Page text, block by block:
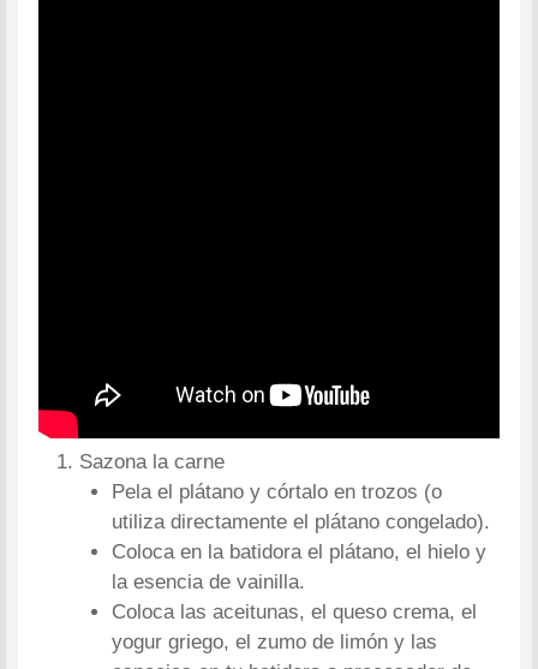
Sazona la carne
Pela el plátano y córtalo en trozos (o
utiliza directamente el plátano congelado).
Coloca en la batidora el plátano, el hielo y
la esencia de vainilla.
Coloca las aceitunas, el queso crema, el
yogur griego, el zumo de limón y las